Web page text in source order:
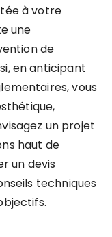
à votre
une
de
en anticipant
vous
un projet
haut de
un devis
techniques